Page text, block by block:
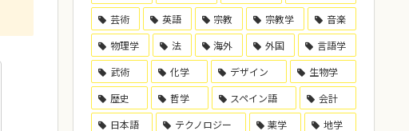
芸術
英語 宗教 宗教学
音楽
物理学
法 海外 外国
言語学
武術
化学 デザイン
生物学
歴史
哲学 スペイン語
会計
日本語
テクノロジー 薬学
地学